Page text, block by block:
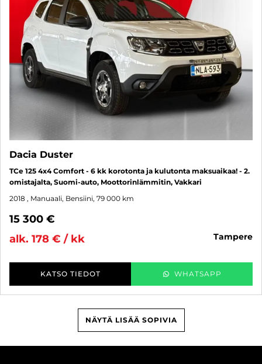
Dacia Duster
TCe 125 4x4 Comfort - 6 kk korotonta ja kulutonta maksuaikaa! - 2.
omistajalta, Suomi-auto, Moottorinlämmitin, Vakkari
2018 , Manuaali, Bensiini, 79 000 km
15 300 €
alk. 178 € / kk
tampere
KATSO TIEDOT WHATSAPP
NÄYTÄ LISÄÄ SOPIVIA